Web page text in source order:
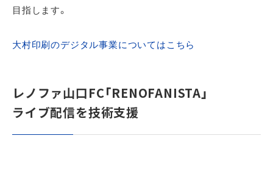
目指します。
大村印刷のデジタル事業についてはこちら
レノファ山口FC「RENOFANISTA」
ライブ配信を技術支援